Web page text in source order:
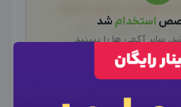
اطمینان حاصل نمایید.
نوع مسئولیتی در قبال
صحت موارد ذکر شده در آگهی، بر
باشد.
استخدام شد
سایر آگهی ها را ببینید
متخصصین